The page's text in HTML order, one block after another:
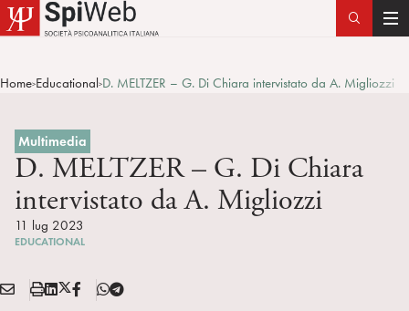
T
g
Home>Educational>D. MELTZER – G. Di Chiara intervistato da A. Migliozzi
Multimedia
D. MELTZER – G. Di Chiara
intervistato da A. Migliozzi
11 lug 2023
EDUCATIONAL
Condividi:
E
S L X F
T